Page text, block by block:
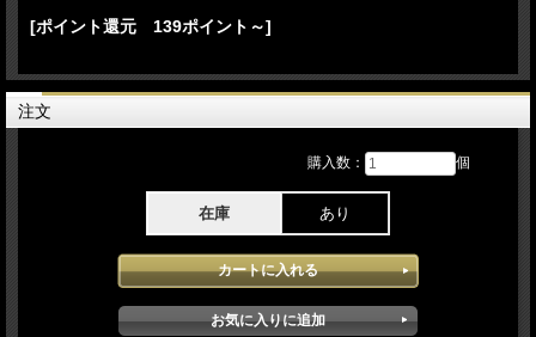
Dance 23. Poker Face (Acoustic) 24. Poker Face
Paparazzi 33. Teeth 34. Bad Romance (Acoustic) 35. Bad Romance
リリースされ世界中にインパクトを与えまさに世界の歌姫の階段を駆け上るLady
映像となっており2009年にイギリスでデビュー作がリリースされたばかりの関係
もありイギリス 各地域のステージにおいてはモチベーションの高さがリアルに伝
わってきて現状ほどステージセット自体もシンプルなものですがperformanceの内
容は素晴らしくこの時期でしか見ることのできない最高のLady GaGaが堪能でき
ます。映像qualityは全てProソースが使用され最新の補修工程が施され一部若干の
質で堪能できます。（NTSC Menu Chapter Region02仕様)
[ポイント還元 139ポイント～]
注文
購入数： 個
在庫 あり